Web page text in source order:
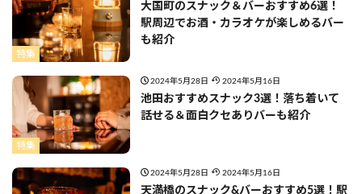
特集
大国町のスナック＆バーおすすめ6選！
駅周辺でお酒・カラオケが楽しめるバー
も紹介
特集
2024年5月28日 2024年5月16日
池田おすすめスナック3選！落ち着いて
話せる＆面白クセありバーも紹介
2024年5月28日 2024年5月16日
天満橋のスナック&バーおすすめ5選！駅